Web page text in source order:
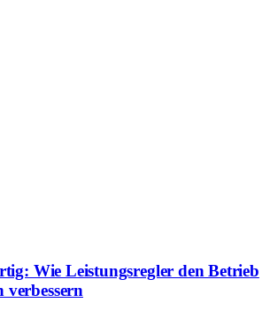
Wie Leistungsregler den Betrieb